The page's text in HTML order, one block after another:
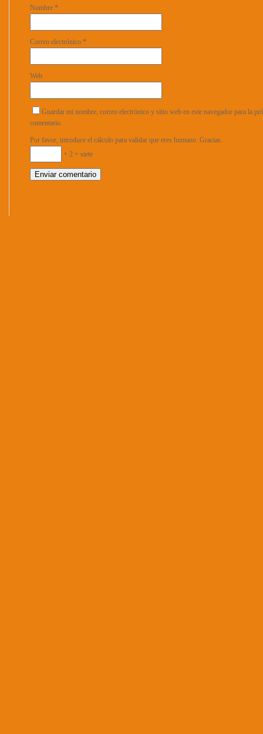
Nombre *
Correo electrónico *
Web
Guardar mi nombre, correo electrónico y sitio web en este navegador para la
comentario.
Por favor, introduce el cálculo para validar que eres humano. Gracias.
+ 2 = siete